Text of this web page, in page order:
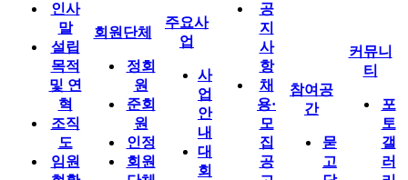
규정
찾아오시는길
인사
말
설립
목적
및 연
혁
조직
도
임원
회원단체
정회
원
준회
원
인정
회원
주요사
업
사
업
안
내
대
회
공
지
사
항
채
용·
모
집
공
참여공
간
묻
고
커뮤니
티
포
토
갤
러